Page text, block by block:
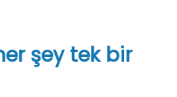
şey tek bir